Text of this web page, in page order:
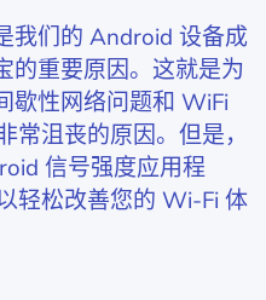
我们的 Android 设备成
的重要原因。这就是为
歇性网络问题和 WiFi
常沮丧的原因。但是，
信号强度应用程
轻松改善您的 Wi-Fi 体